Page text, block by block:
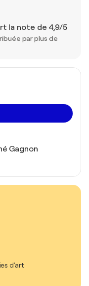
la note de 4,9/5
par plus de
Gagnon
d'art